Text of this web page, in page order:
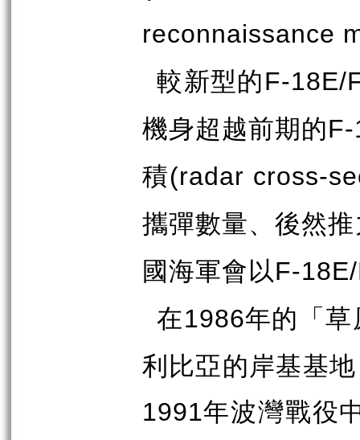
reconnaissance
較新型的F-18E/
機身超越前期的
積(radar cross-
攜彈數量、後然
國海軍會以F-
在1986年的「
利比亞的岸基基
1991年波灣戰役